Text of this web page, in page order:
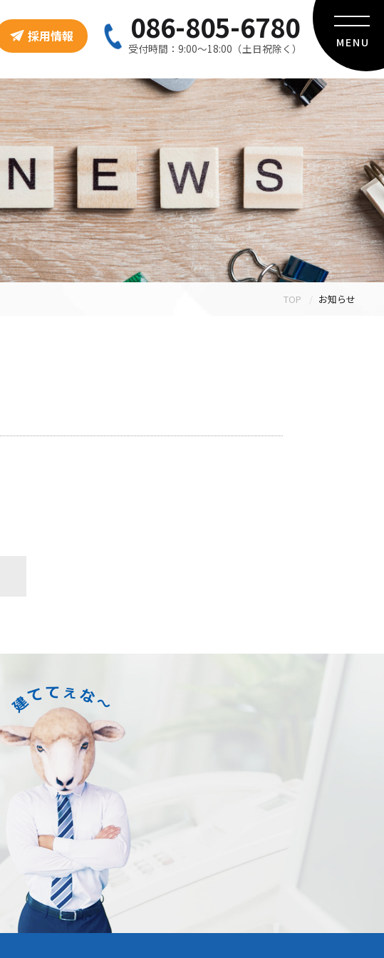
採用情報 086-805-6780
受付時間：9:00〜18:00（土日祝除く） MENU
TOP お知らせ